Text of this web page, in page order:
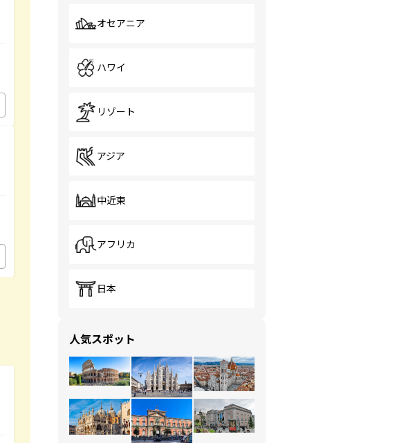
オセアニア
ハワイ
リゾート
アジア
中近東
アフリカ
日本
人気スポット